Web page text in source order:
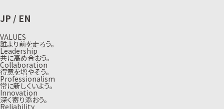
JP / EN
VALUES
誰より前を走ろう。
Leadership
共に高め合おう。
Collaboration
得意を増やそう。
Professionalism
常に新しくいよう。
Innovation
深く寄り添おう。
Reliability